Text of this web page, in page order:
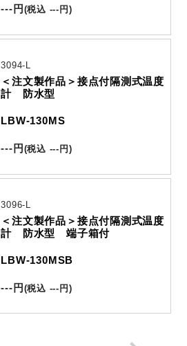
--- 円 (税込 --- 円 )
3094-L
＜注文製作品＞接点付隔測式温度
計 防水型
LBW-130MS
--- 円 (税込 --- 円 )
3096-L
＜注文製作品＞接点付隔測式温度
計 防水型 端子箱付
LBW-130MSB
--- 円 (税込 --- 円 )